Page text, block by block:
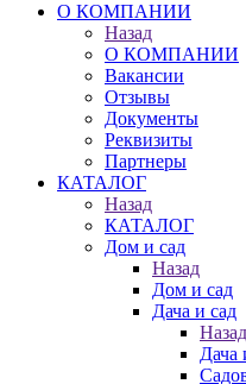
О КОМПАНИИ
Назад
О КОМПАНИИ
Вакансии
Отзывы
Документы
Реквизиты
Партнеры
КАТАЛОГ
Назад
КАТАЛОГ
Дом и сад
Назад
Дом и сад
Дача и сад
Назад
Дача